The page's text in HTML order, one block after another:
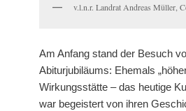
v.l.n.r. Landrat Andreas Müller,
Am Anfang stand der Besuch
Abiturjubiläums: Ehemals
Wirkungsstätte – das heutige
war begeistert von ihren